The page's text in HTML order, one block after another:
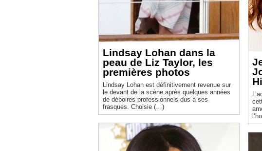
Lindsay Lohan dans la
peau de Liz Taylor, les
premières photos
Lindsay Lohan est définitivement revenue sur
le devant de la scène après quelques années
de déboires professionnels dus à ses
frasques. Choisie (…)